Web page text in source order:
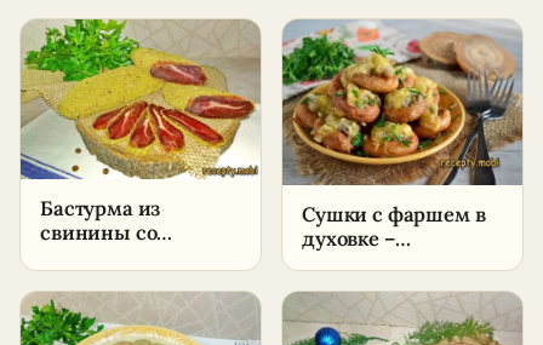
рецепт в домашних
условиях
условиях
Бастурма из
свинины со
в домашних
условиях
Сушки с фаршем в
духовке –
в домашних
условиях